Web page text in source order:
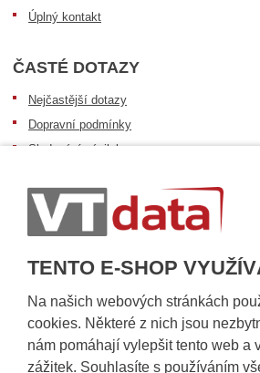
TENTO E-SHOP
Na našich webových stránkách
cookies. Některé z nich jsou
nám pomáhají vylepšit tento web a
zážitek. Souhlasíte s používáním
Úplný kontakt
ČASTÉ DOTAZY
Nejčastější dotazy
Dopravní podmínky
Sledování zásilek
Informace k dostupnosti zboží
Obecné informace